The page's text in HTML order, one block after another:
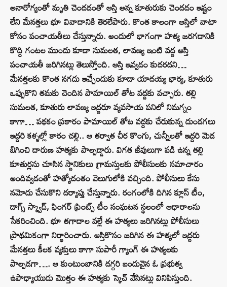
అనారోగ్యంతో మృతి చెందడంతో ఆస్తి అన్న కూతురుకు చెందడం ఇష్టం
లేని మేనత్తలు భూ వివాదానికి తెరలేపారు. కొంత కాలంగా ఆస్తిలో వాటా
కోసం పంచాయతీలు చేస్తున్నారు. అందులో భాగంగా హత్య జరగడానికి
కొద్ది గంటల ముందు కూడా సుమలత, లావణ్య ఇంటి వద్ద ఆస్తి
పంచాయతీ జరిగినట్లు తెలుస్తోంది. ఆస్తి ఇవ్వడం కుదరదని…
మేనత్తలకు కొంత నగదు ఇచ్చేందుకు కూడా యాదయ్య భార్య, కూతురు
ఒప్పుకొని తమకు చెందిన పామాయిల్ తోట వద్దకు వచ్చారు. తల్లి
సుమలత, కూతురు లావణ్య ఇద్దరూ వ్యవసాయ పనిలో నిమగ్నం
కాగా… పథకం ప్రకారం పామాయిల్ తోట వద్దకు చేరుకున్న దుండగలు
ఇద్దరి కళ్ళల్లో కారం చల్లి.. ఆ తర్వాత చీర కొంగు, చున్నీలతో ఇద్దరి మెడ
బిగించి దారుణ హత్యకు పాల్పడ్డారు. విగత జీవులుగా పడి ఉన్న తల్లి
కూతుర్లను చూసిన స్దానికులు గ్రామస్తులకు పోలీసులకు సమాచారం
అందివ్వడంతో హత్యోదంతం వెలుగులోకి వచ్చింది. పోలీసులు కేసు
నమోదు చేసుకొని దర్యాప్తు చేస్తున్నారు. రంగంలోకి దిగిన క్లూస్ టీం,
డాగ్స్ స్క్వాడ్, ఫింగర్ ప్రింట్స్ టీం సంఘటన స్థలంలో ఆధారాలను
సేకరించింది. భూ తగాదాల వల్లే ఈ హత్యలు జరిగినట్లు పోలీసులు
ప్రాథమికంగా నిర్ధారించారు. ఆస్తికొసం జరిగిన ఈ హత్యలో ఇద్దరు
మేనత్తలు కీలక వ్యక్తులు కాగా సుపారీ గ్యాంగ్ ఈ హత్యలకు
పాల్పడగా…. ఆ కుంటుంబానికి దగ్గరి బందువైన ఓ ప్రభుత్వ
ఉపాధ్యాయుడు మొత్తం ఈ హత్యకు స్కెచ్ వేసినట్లు వినిపిస్తుంది.